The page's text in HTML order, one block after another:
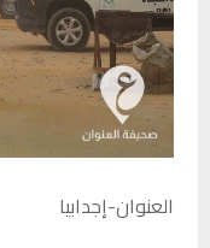
العنوان-إجدابيا